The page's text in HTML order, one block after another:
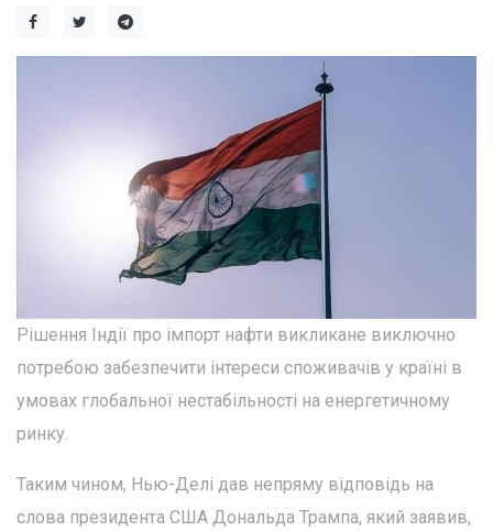
Рішення Індії про імпорт нафти викликане виключно
потребою забезпечити інтереси споживачів у країні в
умовах глобальної нестабільності на енергетичному
ринку.
Таким чином, Нью-Делі дав непряму відповідь на
слова президента США Дональда Трампа, який заявив,